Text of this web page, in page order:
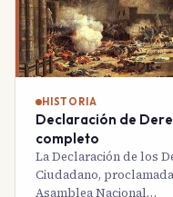
HISTORIA
Declaración de
completo
La Declaración de los
Ciudadano,
Asamblea Nacional…